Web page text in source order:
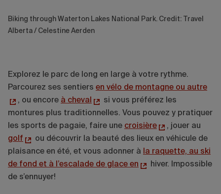
Biking through Waterton Lakes National Park. Credit: Travel
Alberta / Celestine Aerden
Explorez le parc de long en large à votre rythme.
Parcourez ses sentiers en vélo de montagne ou autre
, ou encore à cheval
si vous préférez les
montures plus traditionnelles. Vous pouvez y pratiquer
les sports de pagaie, faire une croisière
, jouer au
golf
ou découvrir la beauté des lieux en véhicule de
plaisance en été, et vous adonner à
la raquette, au ski
de fond et à l’escalade de glace en
hiver. Impossible
de s’ennuyer!